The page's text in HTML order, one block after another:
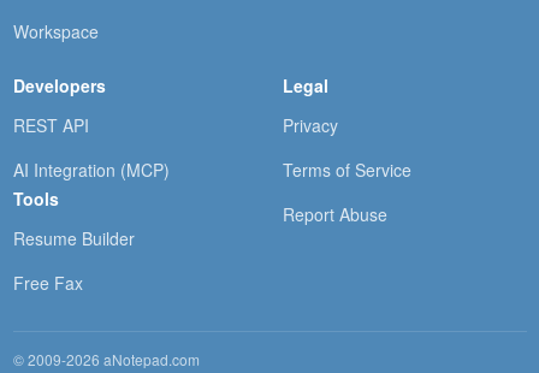
Workspace
Developers
REST API
AI Integration (MCP)
Tools
Resume Builder
Free Fax
Legal
Privacy
Terms of Service
Report Abuse
© 2009-2026 aNotepad.com